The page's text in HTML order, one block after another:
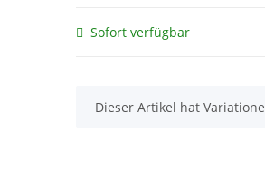
Sofort verfügbar
x
Dieser Artikel hat